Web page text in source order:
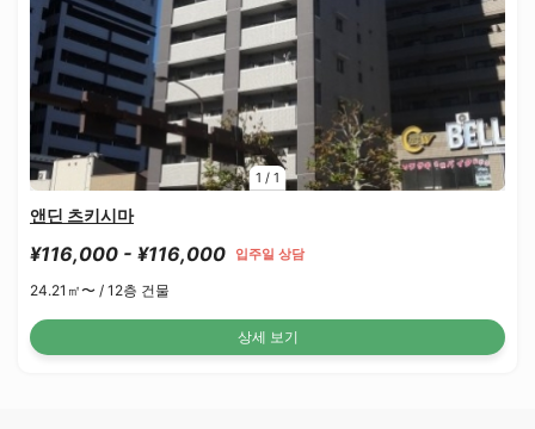
1 / 1
앤딘 츠키시마
¥116,000 - ¥116,000 입주일 상담
24.21㎡〜 / 12층 건물
상세 보기